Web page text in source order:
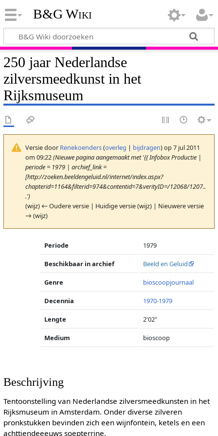
B&G Wiki
250 jaar Nederlandse
zilversmeedkunst in het
Rijksmuseum
Versie door Renekoenders(overleg | bijdragen)op 7 jul 2011
om 09:22(Nieuwe pagina aangemaakt met '{{ Infobox Productie |
periode = 1979 | archief_link =
[http://zoeken.beeldengeluid.nl/internet/index.aspx?
chapterid=1164&filterid=974&contentid=7&verityID=/12068/1207..
.')
(wijz) ← Oudere versie | Huidige versie (wijz) | Nieuwere versie
→ (wijz)
Periode 1979
Beschikbaar in archief Beeld en Geluid
Genre bioscoopjournaal
Decennia 1970-1979
Lengte 2'02"
Medium bioscoop
Beschrijving
Tentoonstelling van Nederlandse zilversmeedkunsten in het
Rijksmuseum in Amsterdam. Onder diverse zilveren
pronkstukken bevinden zich een wijnfontein, ketels en een
achttiendeeeuws soepterrine.